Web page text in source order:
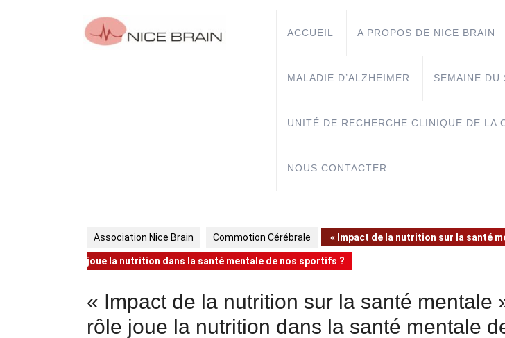
ACCUEIL A PROPOS DE NICE BRAIN
MALADIE D’ALZHEIMER SEMAINE DU
UNITÉ DE RECHERCHE CLINIQUE DE LA
NOUS CONTACTER
Association Nice Brain Commotion Cérébrale « Impact de la nutrition sur la santé
joue la nutrition dans la santé mentale de nos sportifs ?
« Impact de la nutrition sur la santé mentale
rôle joue la nutrition dans la santé mentale